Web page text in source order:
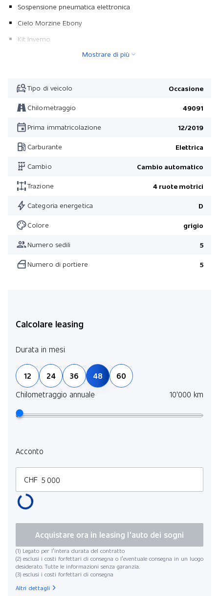
Sospensione pneumatica elettronica
Cielo Morzine Ebony
Kit Inverno
Tettuccio panoramico
Kit Black
Adaptive Dynamics
Vetri sfumati dal montante B
Sedili ANT regolazioni elettr. 10 pos. e riscald. con Memory
Head-Up Display
Adaptive Surface Response
Kit Driver Assist
Kit Black
Mostrare di più
Tipo di veicolo Occasione
Chilometraggio 49091
Prima immatricolazione 12/2019
Carburante Elettrica
Cambio Cambio automatico
Trazione 4 ruote motrici
Categoria energetica D
Colore grigio
Numero sedili 5
Numero di portiere 5
Calcolare leasing
Durata in mesi
12 24 36 48
60
Chilometraggio annuale
10'000 km
Acconto
CHF
(1) Legato per l’intera durata del contratto
(2) esclusi i costi forfettari di consegna o l’eventuale consegna in un luogo
desiderato. Tutte le informazioni senza garanzia.
(3) esclusi i costi forfettari di consegna
Acquistare ora in leasing l'auto dei sogni
Altri dettagli